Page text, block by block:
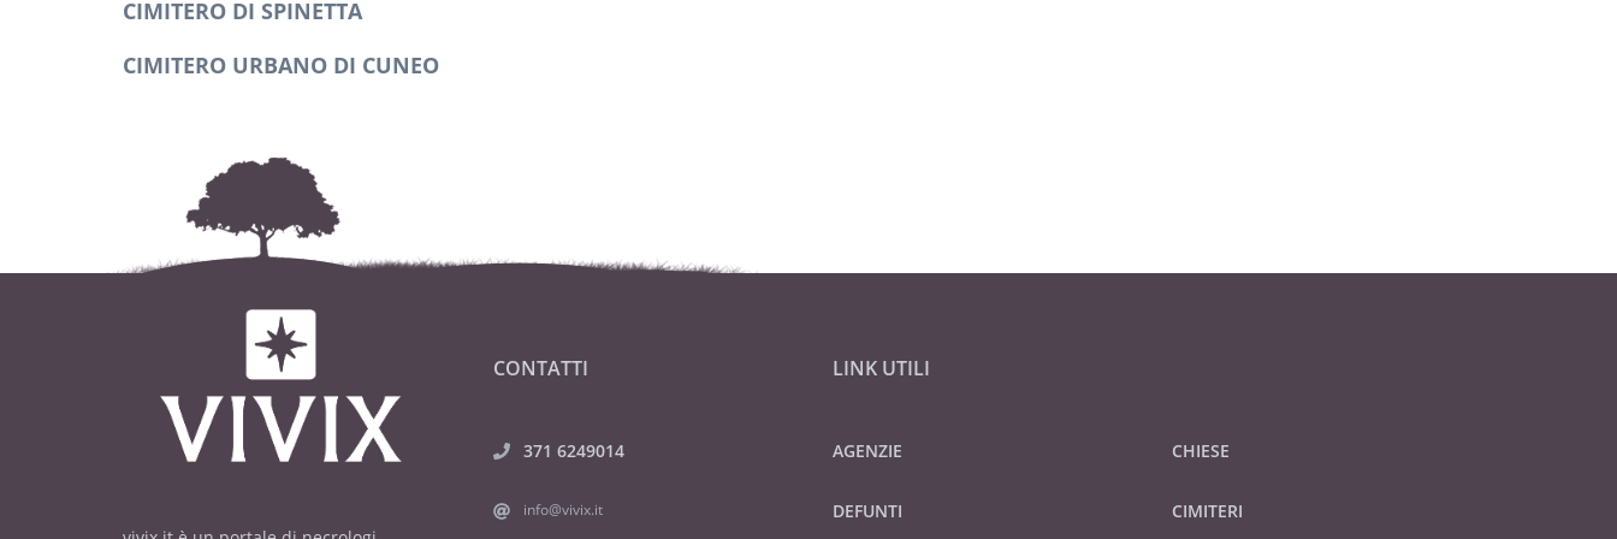
CIMITERO DI SPINETTA
CIMITERO URBANO DI CUNEO
CONTATTI
371 6249014
info@vivix.it
LINK UTILI
AGENZIE
DEFUNTI
CHIESE
CIMITERI